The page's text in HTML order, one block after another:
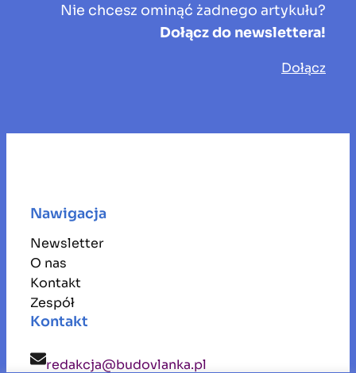
Nie chcesz ominąć żadnego artykułu?
Dołącz do newslettera!
Dołącz
Nawigacja
Newsletter
O nas
Kontakt
Zespół
Kontakt
redakcja@budovlanka.pl